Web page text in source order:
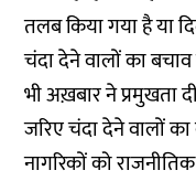
तलब किया गया है या
चंदा देने वालों का
भी अख़बार ने प्रमुखता
जरिए चंदा देने वालों
नागरिकों को